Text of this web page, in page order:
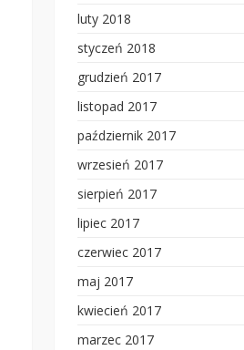
luty 2018
styczeń 2018
grudzień 2017
listopad 2017
październik 2017
wrzesień 2017
sierpień 2017
lipiec 2017
czerwiec 2017
maj 2017
kwiecień 2017
marzec 2017